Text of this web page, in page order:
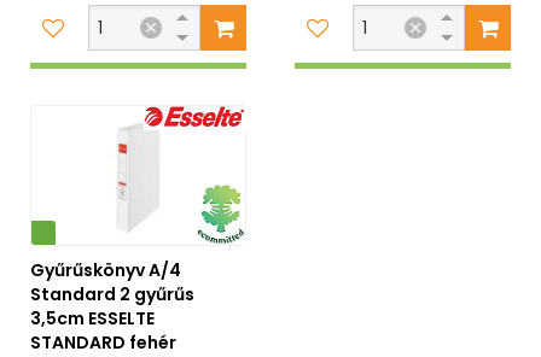
Gyűrűskönyv A/4
Standard 2 gyűrűs
3,5cm ESSELTE
STANDARD fehér